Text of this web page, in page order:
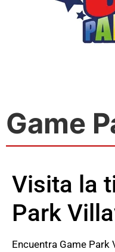
Game
Visita la
Park
Encuentra Game Park